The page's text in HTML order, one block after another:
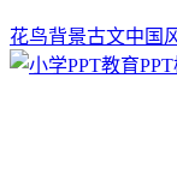
花鸟背景古文中国